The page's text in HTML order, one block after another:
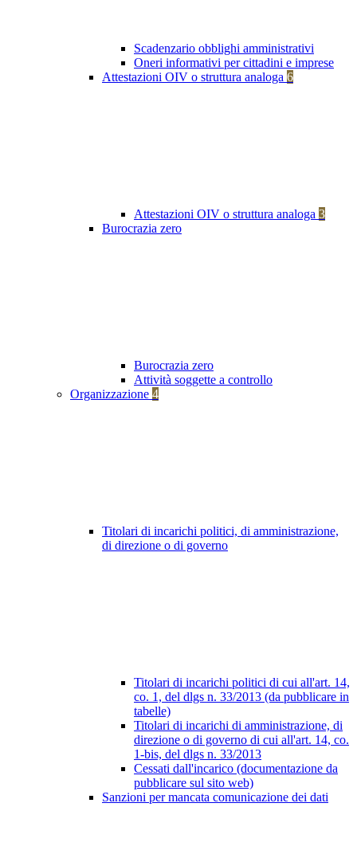
Scadenzario obblighi amministrativi
Oneri informativi per cittadini e imprese
Attestazioni OIV o struttura analoga 6
Attestazioni OIV o struttura analoga 3
Burocrazia zero
Burocrazia zero
Attività soggette a controllo
Organizzazione 4
Titolari di incarichi politici, di amministrazione,
di direzione o di governo
Titolari di incarichi politici di cui all'art. 14,
co. 1, del dlgs n. 33/2013 (da pubblicare in
tabelle)
Titolari di incarichi di amministrazione, di
direzione o di governo di cui all'art. 14, co.
1-bis, del dlgs n. 33/2013
Cessati dall'incarico (documentazione da
pubblicare sul sito web)
Sanzioni per mancata comunicazione dei dati